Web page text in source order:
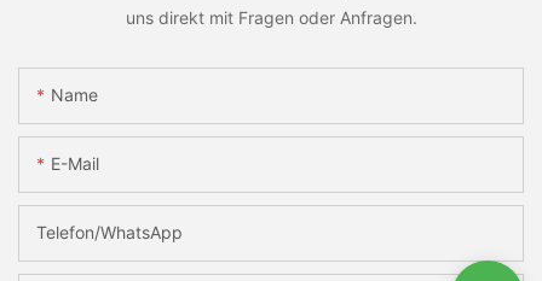
uns direkt mit Fragen oder Anfragen.
Name
E-Mail
Telefon/WhatsApp